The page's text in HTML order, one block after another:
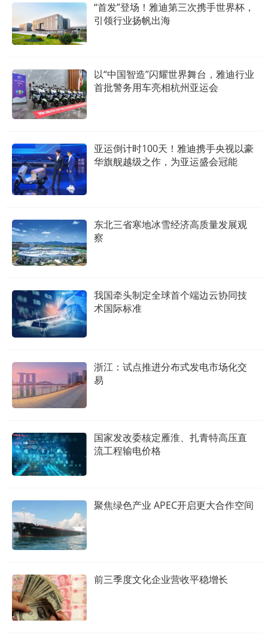
“首发”登场！雅迪第三次携手世界杯，
引领行业扬帆出海
以“中国智造”闪耀世界舞台，雅迪行业
首批警务用车亮相杭州亚运会
亚运倒计时100天！雅迪携手央视以豪
华旗舰越级之作，为亚运盛会冠能
东北三省寒地冰雪经济高质量发展观
察
我国牵头制定全球首个端边云协同技
术国际标准
浙江：试点推进分布式发电市场化交
易
国家发改委核定雁淮、扎青特高压直
流工程输电价格
聚焦绿色产业 APEC开启更大合作空间
前三季度文化企业营收平稳增长